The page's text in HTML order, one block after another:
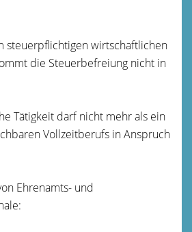
steuerpflichtigen wirtschaftlichen
die Steuerbefreiung nicht in
Tätigkeit darf nicht mehr als ein
Vollzeitberufs in Anspruch
Ehrenamts- und